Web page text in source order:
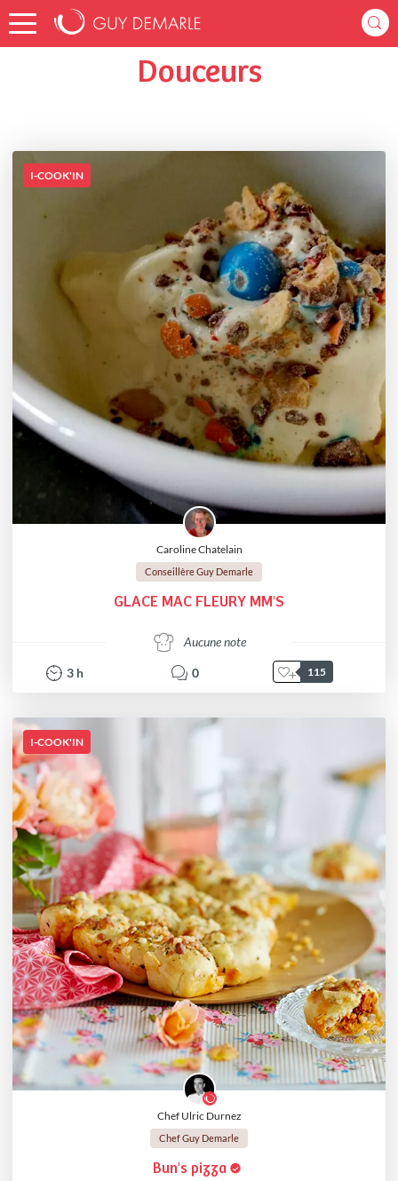
Accueil romacelia Listes de favoris
Douceurs
I-COOK'IN
Caroline Chatelain
Conseillère Guy Demarle
GLACE MAC FLEURY MM'S
Aucune note
3 h 0 115
I-COOK'IN
Chef Ulric Durnez
Chef Guy Demarle
Bun's pizza